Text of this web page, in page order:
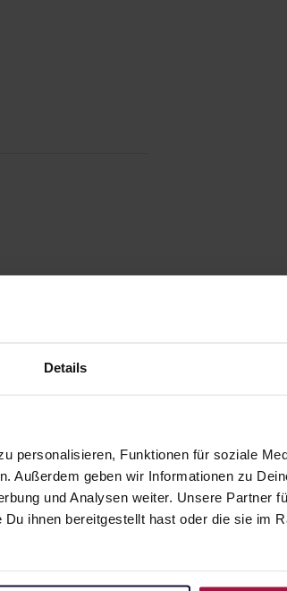
Details
personalisieren, Funktionen für soziale
Außerdem geben wir Informationen zu
und Analysen weiter. Unsere Partner
ihnen bereitgestellt hast oder die sie im
uns
Unsere Vorteile
Ausgewählte
sofort